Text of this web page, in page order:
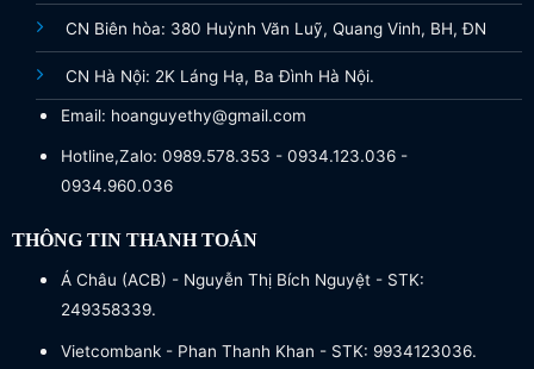
CN Biên hòa: 380 Huỳnh Văn Luỹ, Quang Vinh, BH, ĐN
CN Hà Nội: 2K Láng Hạ, Ba Đình Hà Nội.
Email: hoanguyethy@gmail.com
Hotline,Zalo: 0989.578.353 - 0934.123.036 -
0934.960.036
THÔNG TIN THANH TOÁN
Á Châu (ACB) - Nguyễn Thị Bích Nguyệt - STK:
249358339.
Vietcombank - Phan Thanh Khan - STK: 9934123036.